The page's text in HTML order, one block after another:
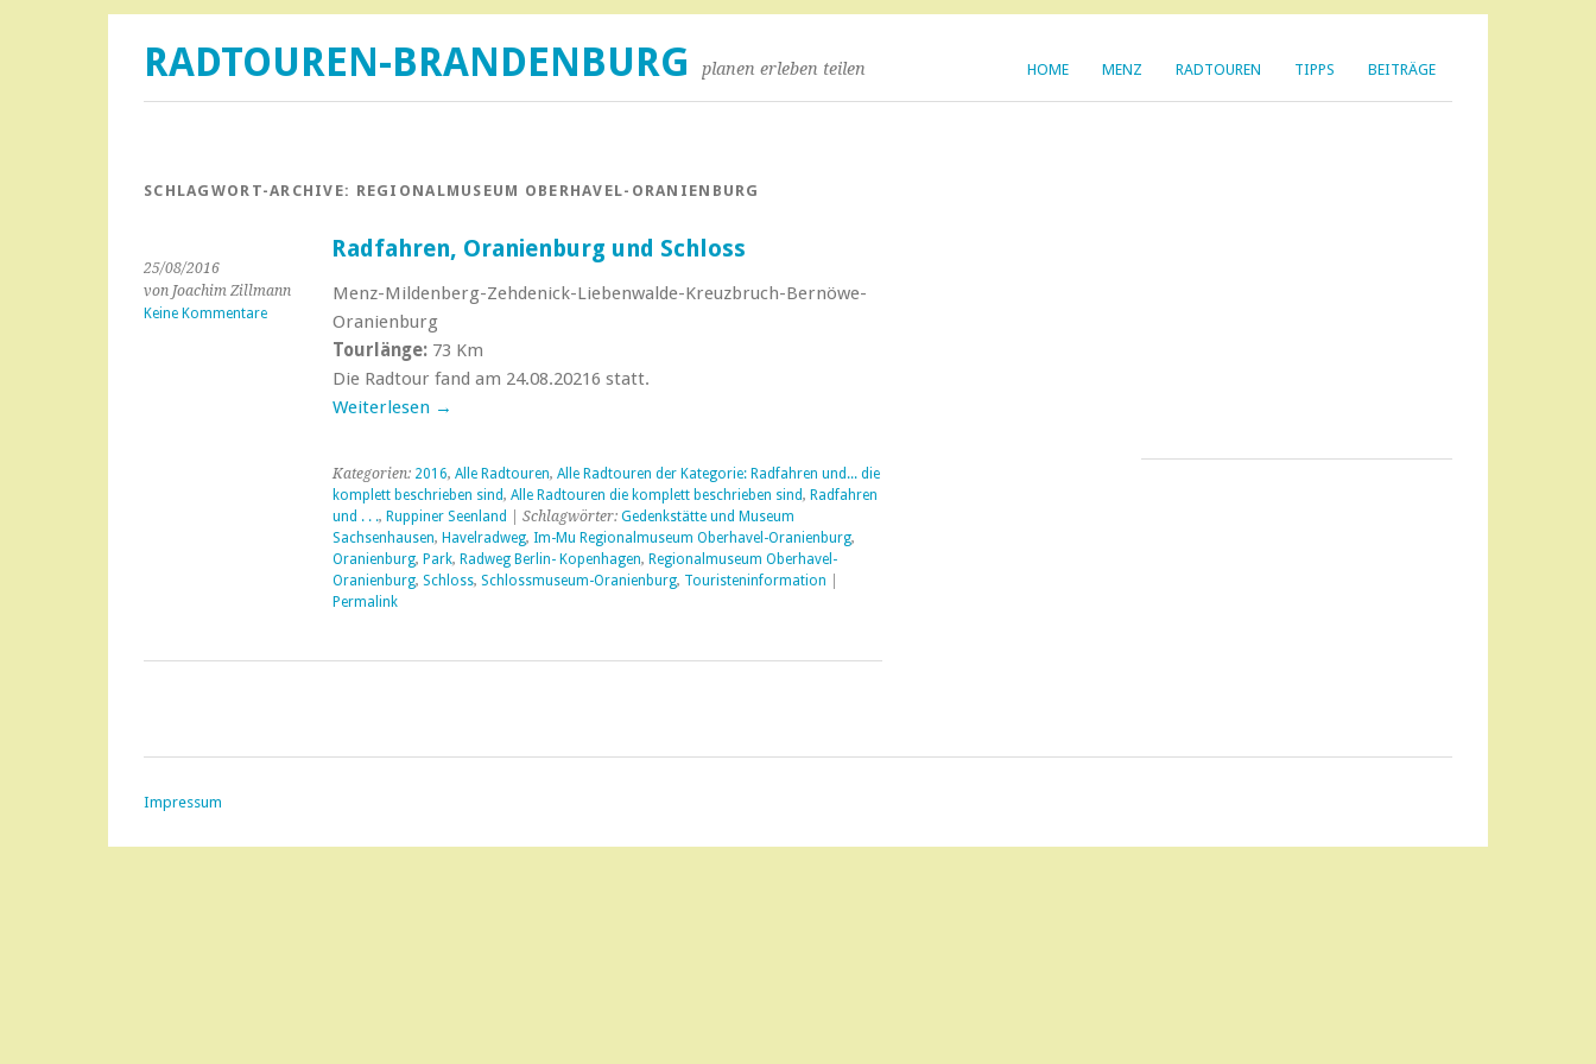
HOME MENZ RADTOUREN TIPPS BEITRÄGE
RADTOUREN-BRANDENBURG planen erleben teilen
SCHLAGWORT-ARCHIVE: REGIONALMUSEUM OBERHAVEL-ORANIENBURG
25/08/2016
von Joachim Zillmann
Keine Kommentare
Radfahren, Oranienburg und Schloss
Menz-Mildenberg-Zehdenick-Liebenwalde-Kreuzbruch-Bernöwe-
Oranienburg
Tourlänge:73 Km
Die Radtour fand am 24.08.20216 statt.
Weiterlesen →
Kategorien: 2016, Alle Radtouren, Alle Radtouren der Kategorie: Radfahren und... die
komplett beschrieben sind, Alle Radtouren die komplett beschrieben sind, Radfahren
und . . ., Ruppiner Seenland | Schlagwörter: Gedenkstätte und Museum
Sachsenhausen, Havelradweg, Im-Mu Regionalmuseum Oberhavel-Oranienburg,
Oranienburg, Park, Radweg Berlin- Kopenhagen, Regionalmuseum Oberhavel-
Oranienburg, Schloss, Schlossmuseum-Oranienburg, Touristeninformation
Permalink
Impressum